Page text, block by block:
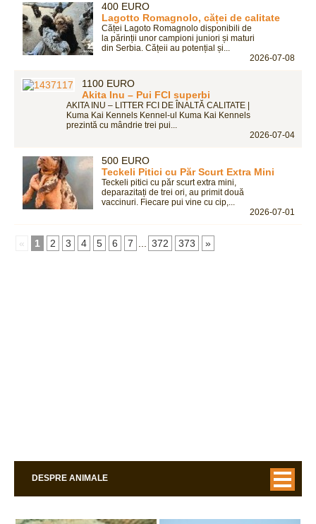
400 EURO
Lagotto Romagnolo, căței de calitate
Căței Lagoto Romagnolo disponibili de
la părinții unor campioni juniori și maturi
din Serbia. Cățeii au potențial și...
2026-07-08
1100 EURO
Akita Inu – Pui FCI superbi
AKITA INU – LITTER FCI DE ÎNALTĂ CALITATE |
Kuma Kai Kennels Kennel-ul Kuma Kai Kennels
prezintă cu mândrie trei pui...
2026-07-04
500 EURO
Teckeli Pitici cu Păr Scurt Extra Mini
Teckeli pitici cu păr scurt extra mini,
deparazitați de trei ori, au primit două
vaccinuri. Fiecare pui vine cu cip,...
2026-07-01
« 1 2 3 4 5 6 7 ... 372 373 »
DESPRE ANIMALE